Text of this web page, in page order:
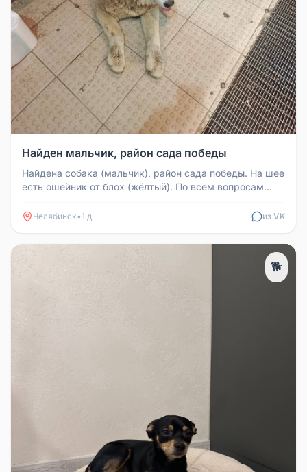
Найден мальчик, район сада победы
Найдена собака (мальчик), район сада победы. На шее
есть ошейник от блох (жёлтый). По всем вопросам
Челябинск•1 д из VK
🐕